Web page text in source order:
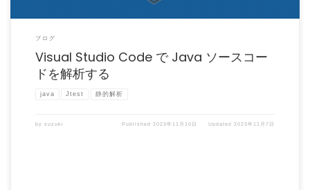
ブログ
Visual Studio Code で Java ソースコー
ドを解析する
java Jtest 静的解析
by suzuki Published 2023年11月10日 Updated 2023年11月7日